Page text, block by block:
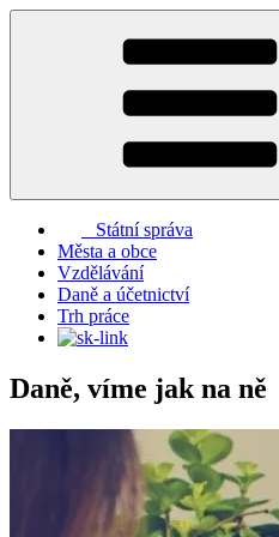
Přejít
Státní správa
Města a obce
Vzdělávání
Daně a účetnictví
Trh práce
Daně, víme jak na ně